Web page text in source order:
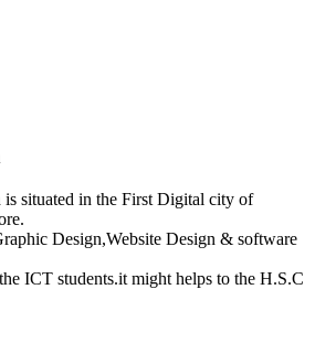
situated in the First Digital city of
Design,Website Design & software
ICT students.it might helps to the H.S.C